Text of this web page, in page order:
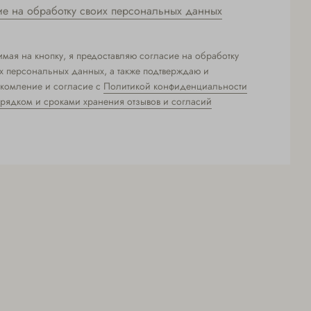
на обработку своих персональных данных
на кнопку, я предоставляю согласие на обработку
персональных данных, а также подтверждаю и
и согласие с Политикой конфиденциальности
и сроками хранения отзывов и согласий